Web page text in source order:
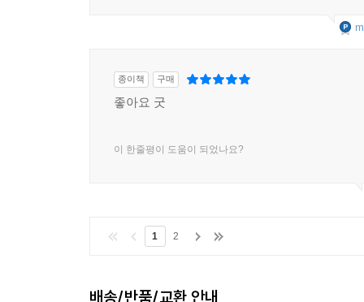
종이책 구매
좋아요 굿
이 한줄평이 도움이 되었나요?
1 2
배송/반품/교환 안내